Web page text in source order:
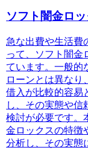
ソフト闇金ロ
急な出費や生活費
って、ソフト闇金
ています。一般的
ローンとは異なり
借入が比較的容易
し、その実態や信
検討が必要です。
金ロックスの特徴
分析し、その実態